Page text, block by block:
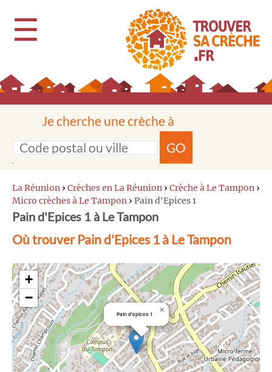
☰
Je cherche une crèche à
GO
La Réunion › Crèches en La Réunion › Crèche à Le Tampon ›
Micro crèches à Le Tampon › Pain d'Epices 1
Pain d'Epices 1 à Le Tampon
Où trouver Pain d'Epices 1 à Le Tampon
Pain d'epices 1 ×
+
−